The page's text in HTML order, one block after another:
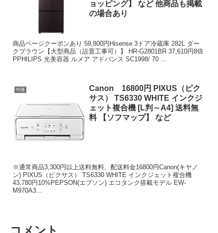
ョッピング】 など 他商品も掲載
の場合あり
商品ページクーポンあり 59,800円Hisense 3ドア冷蔵庫 282L ダー
クブラウン【大型商品（設置工事可）】 HR-G2801BR 37,610円8倍
PPHILIPS 光美容器 ルメア アドバンス SC1998/ 70 ...
特価
Canon 16800円 PIXUS（ピク
サス） TS6330 WHITE インクジ
ェット複合機 [L判～A4] 送料無
料 【ソフマップ】 など
※通常商品3,300円以上送料無料。配送料金16800円Canon(キヤノ
ン) PIXUS（ピクサス） TS6330 WHITE インクジェット複合機
43,780円10%PEPSON(エプソン) エコタンク搭載モデル EW-
M970A3...